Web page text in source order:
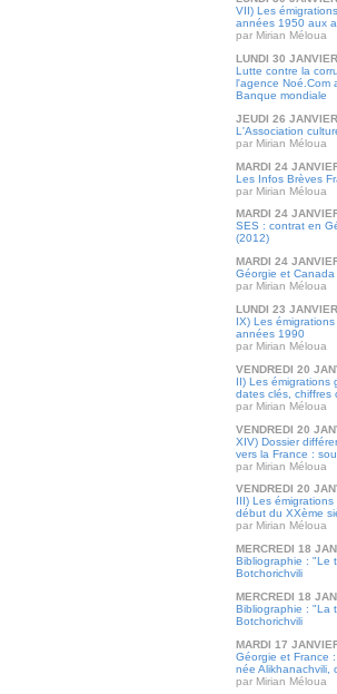
VII) Les
années 1950 aux
par Mirian Méloua
LUNDI 30
Lutte contre la
l'agence Noé.Com
Banque mondiale
JEUDI 26
L'Association
par Mirian Méloua
MARDI 24
Les Infos Brèves
par Mirian Méloua
MARDI 24
SES : contrat en
(2012)
MARDI 24
Géorgie et
par Mirian Méloua
LUNDI 23
IX) Les
années 1990
par Mirian Méloua
VENDREDI 20
II) Les émigrations
dates clés, chiffres
par Mirian Méloua
VENDREDI 20
XIV) Dossier
vers la France :
par Mirian Méloua
VENDREDI 20
III) Les
début du XXème
par Mirian Méloua
MERCREDI 18
Bibliographie : "Le
Botchorichvili
MERCREDI 18
Bibliographie : "La
Botchorichvili
MARDI 17
Géorgie et France
née Alikhanachvili,
par Mirian Méloua